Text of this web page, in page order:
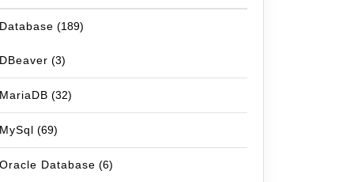
Database (189)
DBeaver (3)
MariaDB (32)
MySql (69)
Oracle Database (6)